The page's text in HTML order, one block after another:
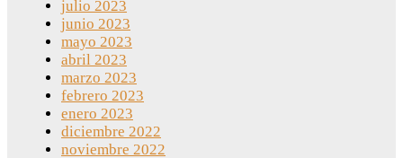
julio 2023
junio 2023
mayo 2023
abril 2023
marzo 2023
febrero 2023
enero 2023
diciembre 2022
noviembre 2022